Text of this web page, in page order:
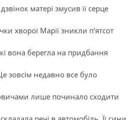
матері змусив її серце
хворої Марії зникли п’ятсот
вона берегла на придбання
зовсім недавно все було
лише починало сходити